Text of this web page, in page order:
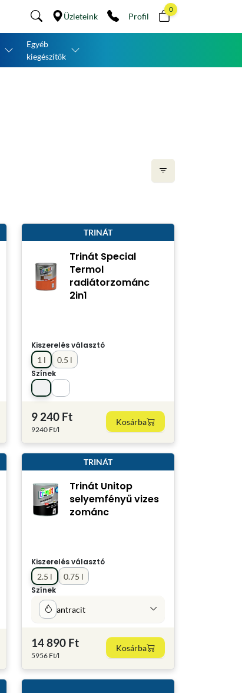
Üzleteink Profil
0
Egyéb
kiegészítők
TRINÁT
Trinát Special
Termol
radiátorzománc
2in1
Kiszerelés választó
0.5 l
1 l
Színek
9 240 Ft
9240 Ft/l
Kosárba
TRINÁT
Trinát Unitop
selyemfényű vizes
zománc
Kiszerelés választó
0.75 l
2.5 l
Színek
antracit
14 890 Ft
5956 Ft/l
Kosárba